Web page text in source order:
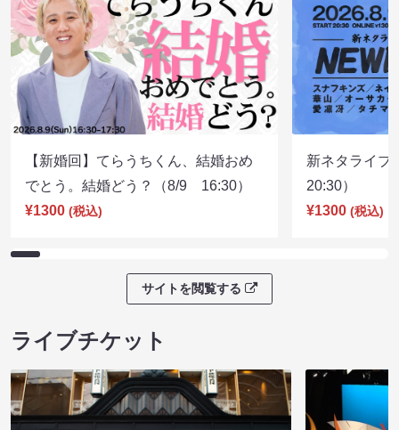
【新婚回】てらうちくん、結婚おめ
でとう。結婚どう？（8/9 16:30）
¥1300 (税込)
新ネタライ
20:30）
¥1300 (税込)
サイトを閲覧する
ライブチケット